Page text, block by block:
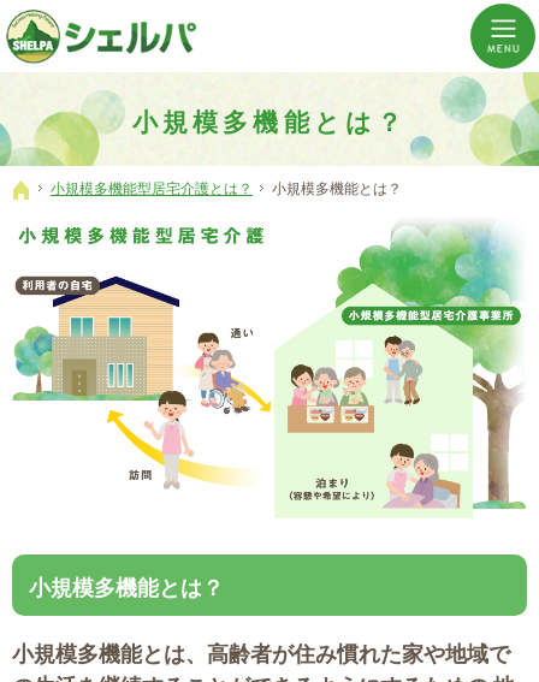
小規模多機能とは？
介護の「通い・泊まり・訪問」から必要なものだけをご提供。介護のことならシェルパへ。
横浜市神奈川区 事業所数No,1の小規模多機能型居宅介護ぼやあ樹
ホーム
小規模多機能型居宅介護とは？ 小規模多機能とは？
小規模多機能とは？
小規模多機能とは、高齢者が住み慣れた家や地域で